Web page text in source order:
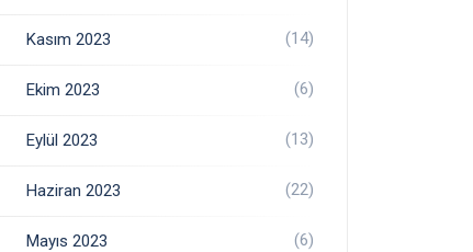
Kasım 2023 (14)
Ekim 2023 (6)
Eylül 2023 (13)
Haziran 2023 (22)
Mayıs 2023 (6)